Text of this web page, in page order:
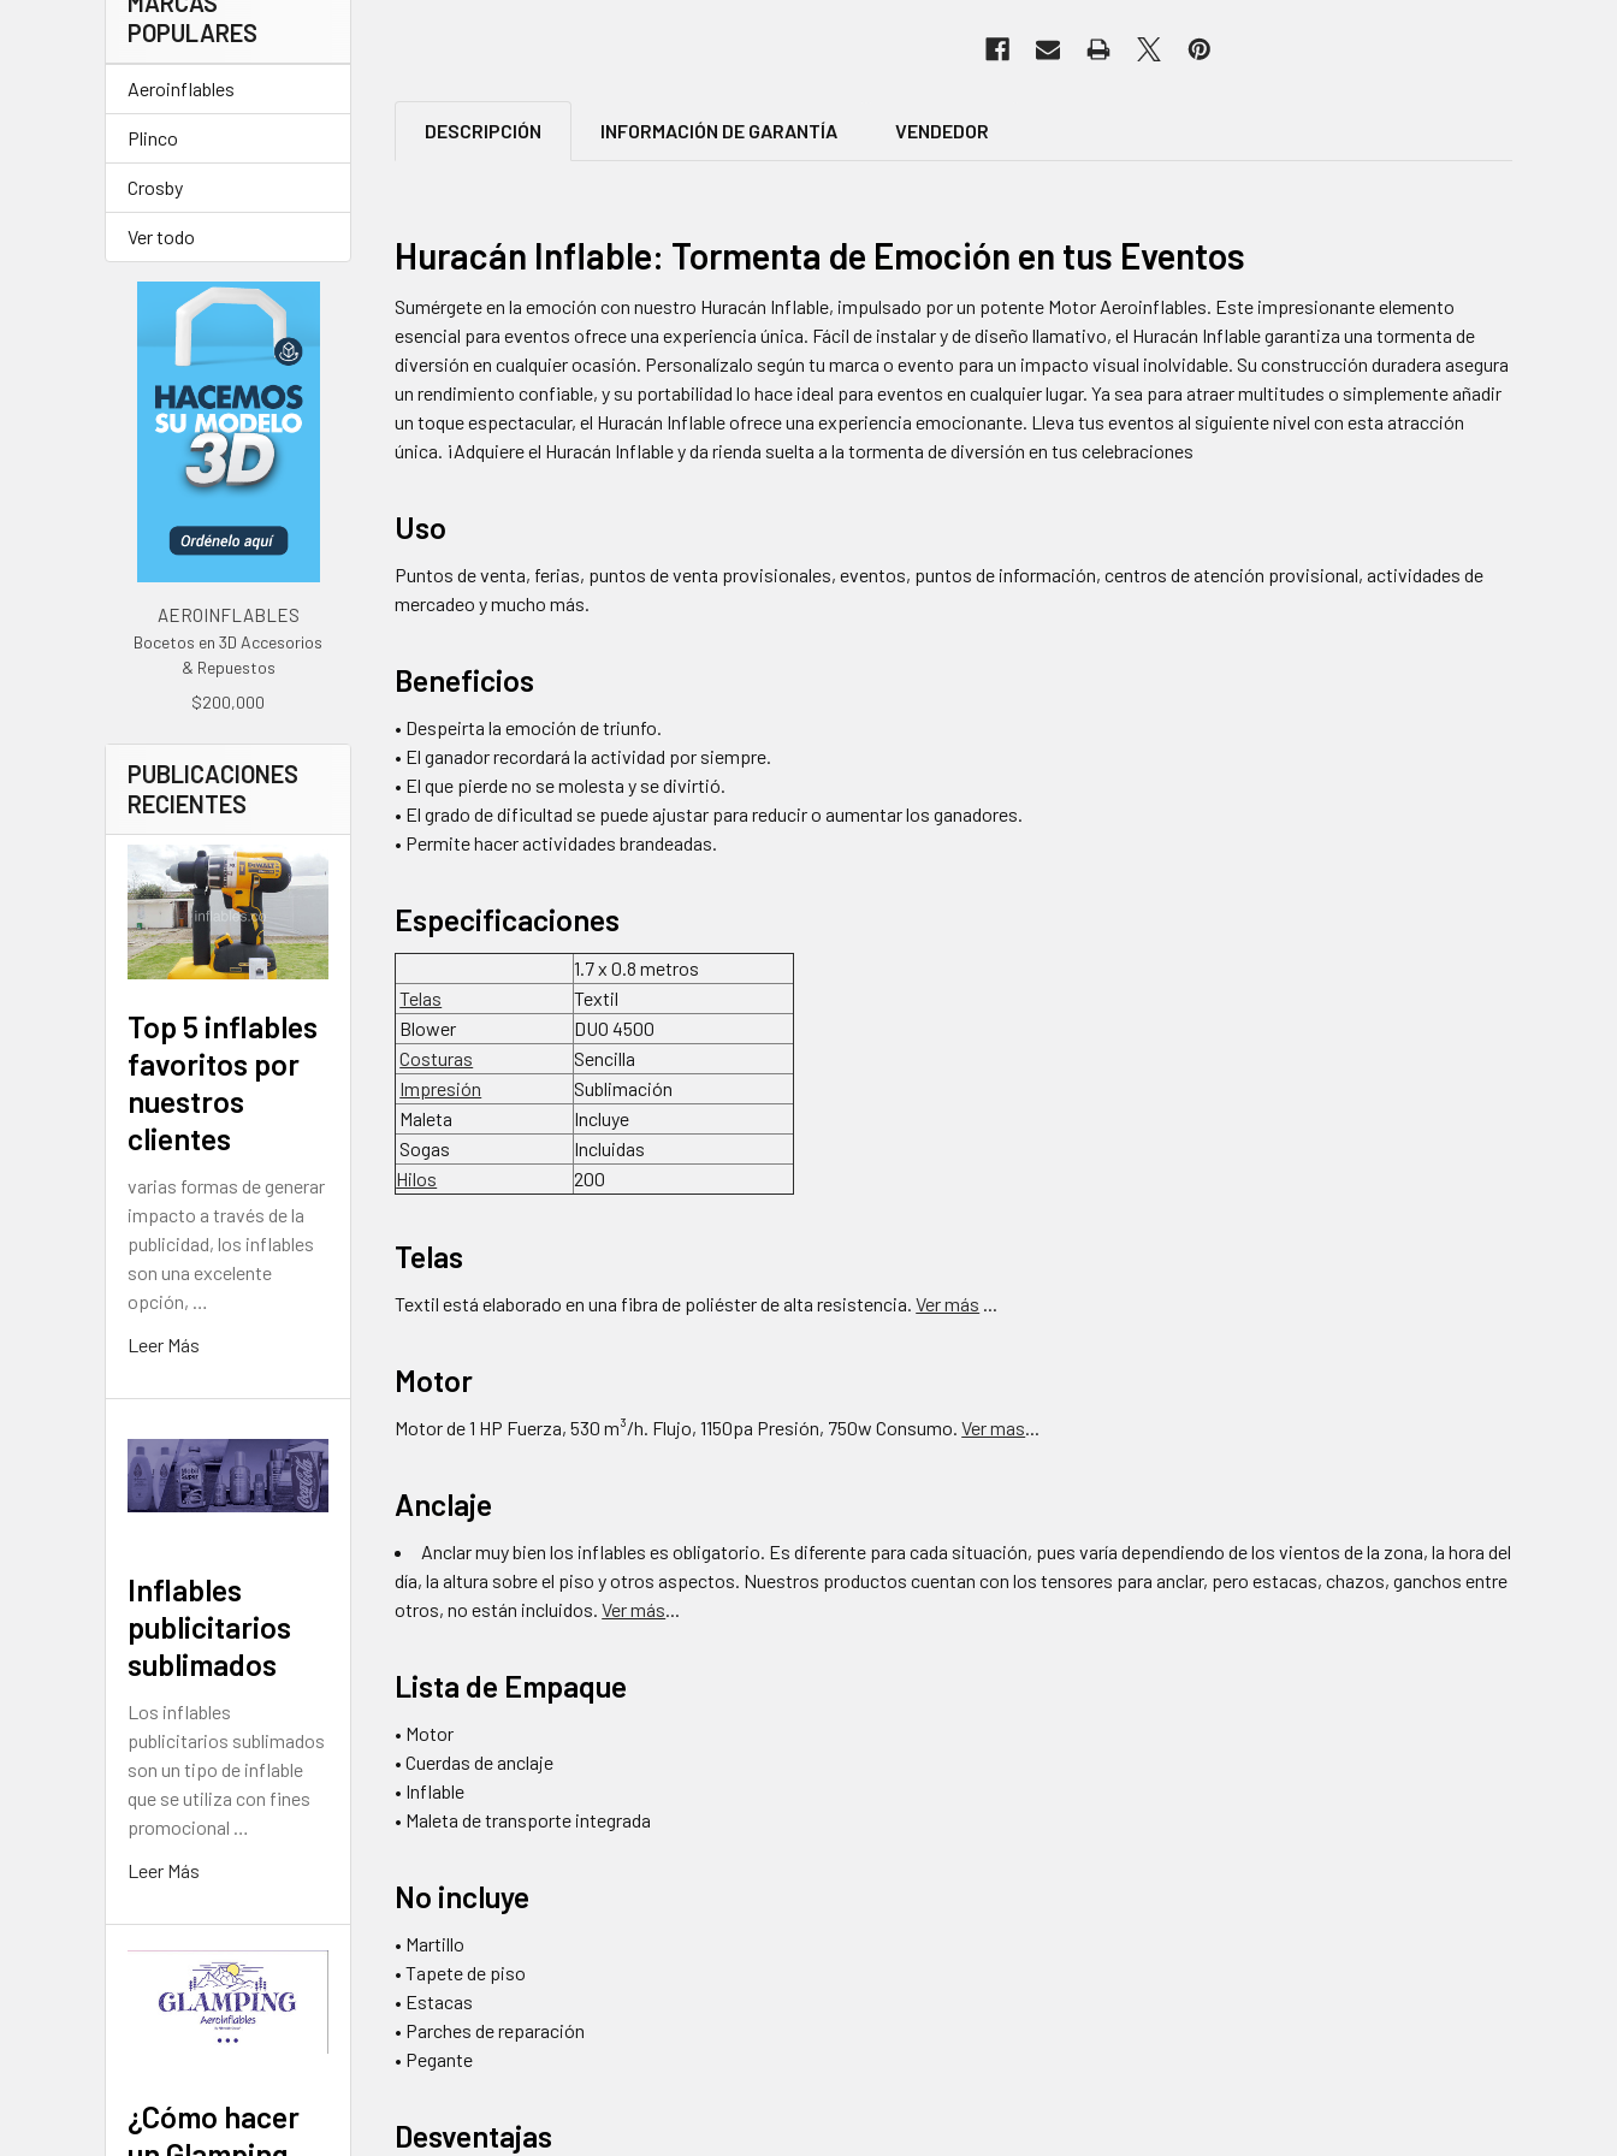
POPULARES
Aeroinflables
Plinco
Crosby
Ver todo
AEROINFLABLES
Bocetos en 3D Accesorios
& Repuestos
$200,000
PUBLICACIONES
RECIENTES
Top 5 inflables
favoritos por
nuestros
clientes
varias formas de generar
impacto a través de la
publicidad, los inflables
son una excelente
opción, …
Leer Más
Inflables
publicitarios
sublimados
Los inflables
publicitarios sublimados
son un tipo de inflable
que se utiliza con fines
promocional …
Leer Más
¿Cómo hacer
DESCRIPCIÓN INFORMACIÓN DE GARANTÍA VENDEDOR
Huracán Inflable: Tormenta de Emoción en tus Eventos
Sumérgete en la emoción con nuestro Huracán Inflable, impulsado por un potente Motor Aeroinflables. Este impresionante elemento
esencial para eventos ofrece una experiencia única. Fácil de instalar y de diseño llamativo, el Huracán Inflable garantiza una tormenta de
diversión en cualquier ocasión. Personalízalo según tu marca o evento para un impacto visual inolvidable. Su construcción duradera asegura
un rendimiento confiable, y su portabilidad lo hace ideal para eventos en cualquier lugar. Ya sea para atraer multitudes o simplemente añadir
un toque espectacular, el Huracán Inflable ofrece una experiencia emocionante. Lleva tus eventos al siguiente nivel con esta atracción
única. ¡Adquiere el Huracán Inflable y da rienda suelta a la tormenta de diversión en tus celebraciones
Uso
Puntos de venta, ferias, puntos de venta provisionales, eventos, puntos de información, centros de atención provisional, actividades de
mercadeo y mucho más.
Beneficios
• Despeirta la emoción de triunfo.
• El ganador recordará la actividad por siempre.
• El que pierde no se molesta y se divirtió.
• El grado de dificultad se puede ajustar para reducir o aumentar los ganadores.
• Permite hacer actividades brandeadas.
Especificaciones
1.7 x 0.8 metros
Telas
Textil
Blower
DUO 4500
Costuras
Sencilla
Impresión
Sublimación
Maleta
Incluye
Sogas
Incluidas
Hilos
200
Telas
Textil está elaborado en una fibra de poliéster de alta resistencia.Ver más ...
Motor
Motor de 1 HP Fuerza, 530 m³/h. Flujo, 1150pa Presión, 750w Consumo.Ver mas...
Anclaje
Anclar muy bien los inflables es obligatorio. Es diferente para cada situación, pues varía dependiendo de los vientos de la zona, la hora del
día, la altura sobre el piso y otros aspectos. Nuestros productos cuentan con los tensores para anclar, pero estacas, chazos, ganchos entre
otros, no están incluidos.Ver más...
Lista de Empaque
• Motor
• Cuerdas de anclaje
• Inflable
• Maleta de transporte integrada
No incluye
• Martillo
• Tapete de piso
• Estacas
• Parches de reparación
• Pegante
Desventajas